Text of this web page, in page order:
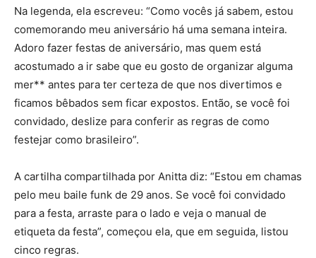
Na legenda, ela escreveu: “Como vocês já sabem, estou
comemorando meu aniversário há uma semana inteira.
Adoro fazer festas de aniversário, mas quem está
acostumado a ir sabe que eu gosto de organizar alguma
mer** antes para ter certeza de que nos divertimos e
ficamos bêbados sem ficar expostos. Então, se você foi
convidado, deslize para conferir as regras de como
festejar como brasileiro”.
A cartilha compartilhada por Anitta diz: “Estou em chamas
pelo meu baile funk de 29 anos. Se você foi convidado
para a festa, arraste para o lado e veja o manual de
etiqueta da festa”, começou ela, que em seguida, listou
cinco regras.